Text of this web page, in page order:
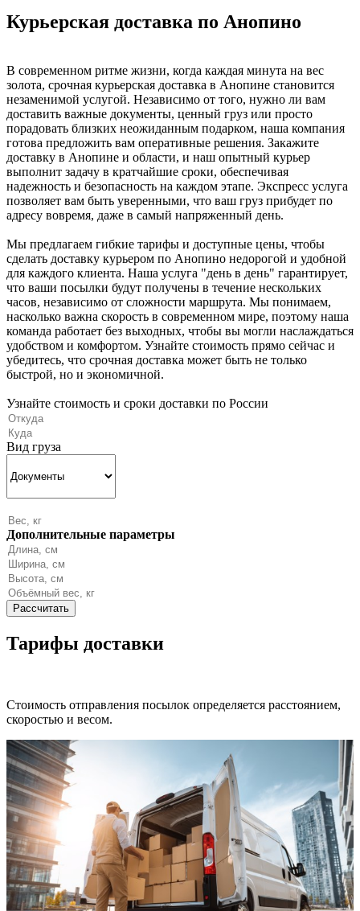
Курьерская доставка по Анопино
В современном ритме жизни, когда каждая минута на вес
золота, срочная курьерская доставка в Анопине становится
незаменимой услугой. Независимо от того, нужно ли вам
доставить важные документы, ценный груз или просто
порадовать близких неожиданным подарком, наша компания
готова предложить вам оперативные решения. Закажите
доставку в Анопине и области, и наш опытный курьер
выполнит задачу в кратчайшие сроки, обеспечивая
надежность и безопасность на каждом этапе. Экспресс услуга
позволяет вам быть уверенными, что ваш груз прибудет по
адресу вовремя, даже в самый напряженный день.
Мы предлагаем гибкие тарифы и доступные цены, чтобы
сделать доставку курьером по Анопино недорогой и удобной
для каждого клиента. Наша услуга "день в день" гарантирует,
что ваши посылки будут получены в течение нескольких
часов, независимо от сложности маршрута. Мы понимаем,
насколько важна скорость в современном мире, поэтому наша
команда работает без выходных, чтобы вы могли наслаждаться
удобством и комфортом. Узнайте стоимость прямо сейчас и
убедитесь, что срочная доставка может быть не только
быстрой, но и экономичной.
Узнайте стоимость и сроки доставки по России
Вид груза
Дополнительные параметры
Тарифы доставки
Стоимость отправления посылок определяется расстоянием,
скоростью и весом.